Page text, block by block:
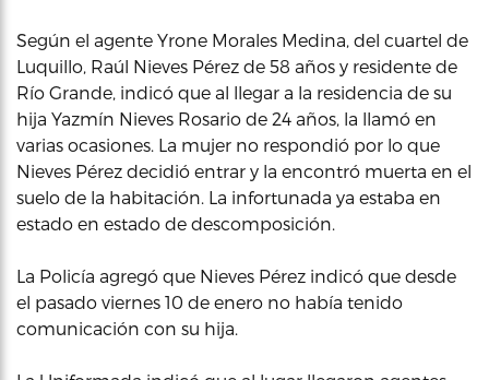
Según el agente Yrone Morales Medina, del cuartel de
Luquillo, Raúl Nieves Pérez de 58 años y residente de
Río Grande, indicó que al llegar a la residencia de su
hija Yazmín Nieves Rosario de 24 años, la llamó en
varias ocasiones. La mujer no respondió por lo que
Nieves Pérez decidió entrar y la encontró muerta en el
suelo de la habitación. La infortunada ya estaba en
estado en estado de descomposición.
La Policía agregó que Nieves Pérez indicó que desde
el pasado viernes 10 de enero no había tenido
comunicación con su hija.